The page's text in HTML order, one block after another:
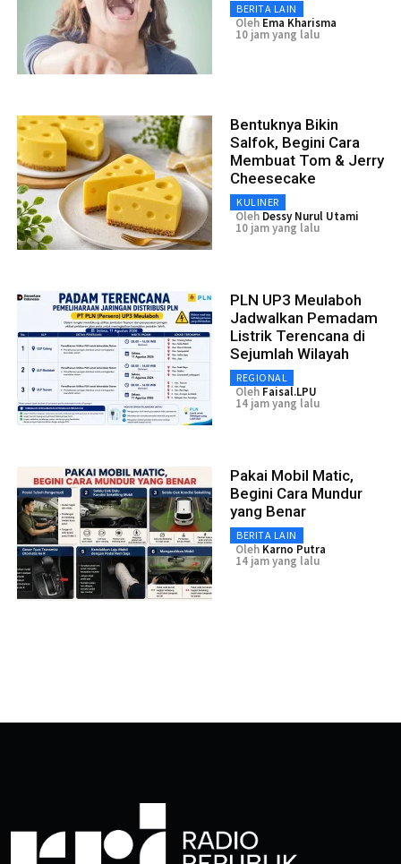
BERITA LAIN
Oleh Ema Kharisma
10 jam yang lalu
Bentuknya Bikin
Salfok, Begini Cara
Membuat Tom & Jerry
Cheesecake
KULINER
Oleh Dessy Nurul Utami
10 jam yang lalu
PLN UP3 Meulaboh
Jadwalkan Pemadam
Listrik Terencana di
Sejumlah Wilayah
REGIONAL
Oleh Faisal.LPU
14 jam yang lalu
Pakai Mobil Matic,
Begini Cara Mundur
yang Benar
BERITA LAIN
Oleh Karno Putra
14 jam yang lalu